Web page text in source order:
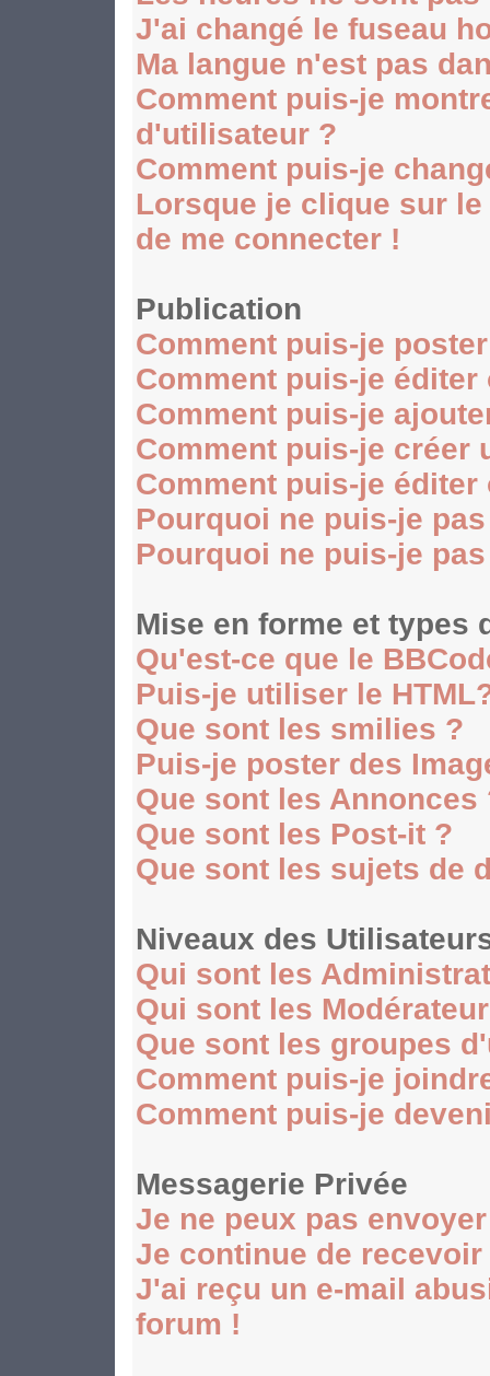
J'ai changé le fuseau
Ma langue n'est pas
Comment puis-je
d'utilisateur ?
Comment puis-je
Lorsque je clique sur
de me connecter !
Publication
Comment puis-je
Comment puis-je
Comment puis-je
Comment puis-je créer
Comment puis-je
Pourquoi ne puis-je
Pourquoi ne puis-je
Mise en forme et types
Qu'est-ce que le
Puis-je utiliser le
Que sont les smilies ?
Puis-je poster des
Que sont les Annonces
Que sont les Post-it ?
Que sont les sujets de
Niveaux des
Qui sont les
Qui sont les
Que sont les groupes
Comment puis-je
Comment puis-je
Messagerie Privée
Je ne peux pas
Je continue de
J'ai reçu un e-mail
forum !